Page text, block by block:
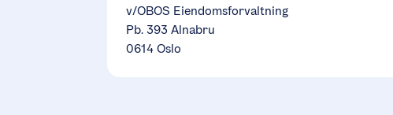
v/OBOS Eiendomsforvaltning
Pb. 393 Alnabru
0614 Oslo